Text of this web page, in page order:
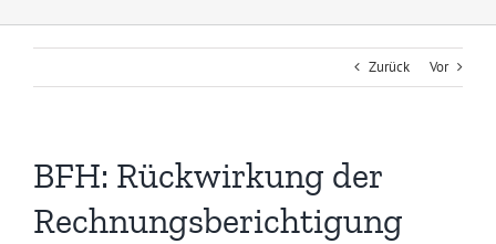
Zurück Vor
BFH: Rückwirkung der
Rechnungsberichtigung